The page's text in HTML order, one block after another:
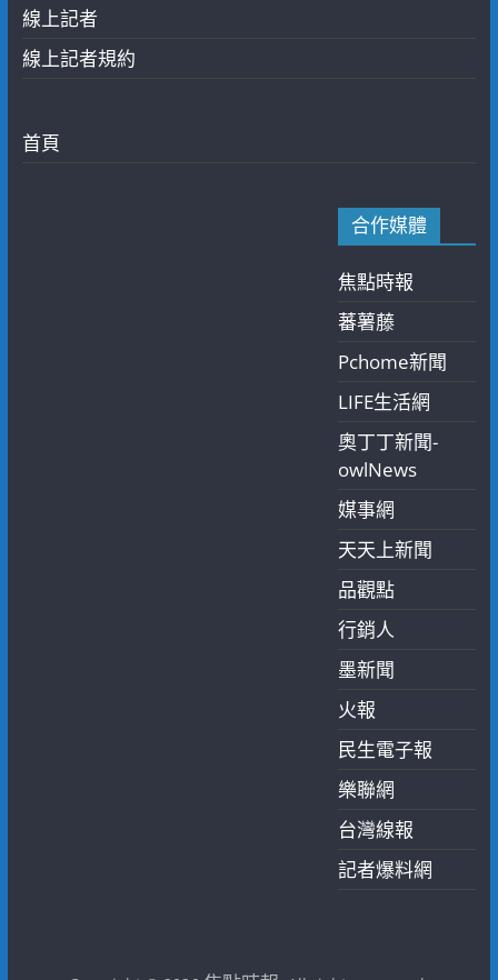
線上記者
線上記者規約
首頁
合作媒體
焦點時報
蕃薯藤
Pchome新聞
LIFE生活網
奧丁丁新聞-
owlNews
媒事網
天天上新聞
品觀點
行銷人
墨新聞
火報
民生電子報
樂聯網
台灣線報
記者爆料網